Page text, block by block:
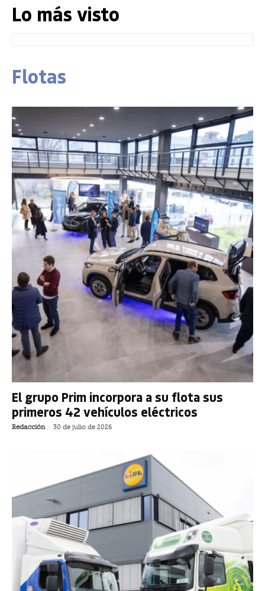
Lo más visto
Flotas
El grupo Prim incorpora a su flota sus
primeros 42 vehículos eléctricos
Redacción - 30 de julio de 2026